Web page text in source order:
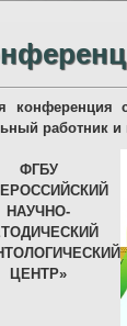
работник
ФГБУ
НАУЧНО-
ЦЕНТР»